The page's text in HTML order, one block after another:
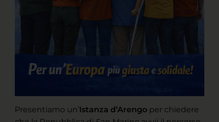
Presentiamo un’Istanza d’Arengo per chiedere